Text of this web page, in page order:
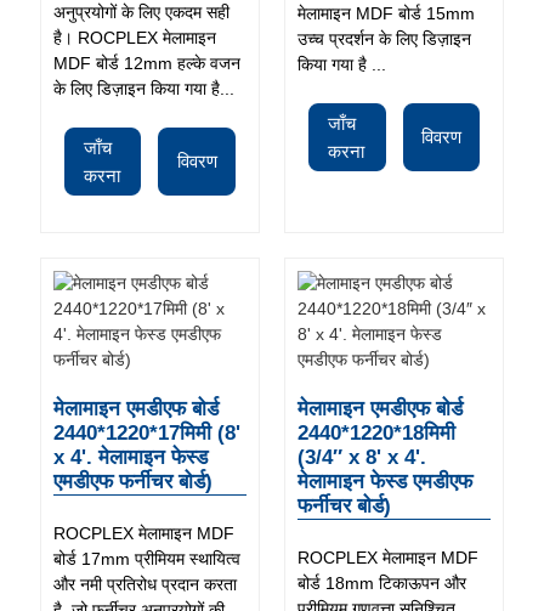
अनुप्रयोगों के लिए एकदम सही
है। ROCPLEX मेलामाइन
MDF बोर्ड 12mm हल्के वजन
के लिए डिज़ाइन किया गया है...
जाँच
करना
विवरण
मेलामाइन MDF बोर्ड 15mm
उच्च प्रदर्शन के लिए डिज़ाइन
किया गया है ...
जाँच
करना
विवरण
मेलामाइन एमडीएफ बोर्ड
2440*1220*17मिमी (8'
x 4'. मेलामाइन फेस्ड
एमडीएफ फर्नीचर बोर्ड)
ROCPLEX मेलामाइन MDF
बोर्ड 17mm प्रीमियम स्थायित्व
और नमी प्रतिरोध प्रदान करता
मेलामाइन एमडीएफ बोर्ड
2440*1220*18मिमी
(3/4″ x 8' x 4'.
मेलामाइन फेस्ड एमडीएफ
फर्नीचर बोर्ड)
ROCPLEX मेलामाइन MDF
बोर्ड 18mm टिकाऊपन और